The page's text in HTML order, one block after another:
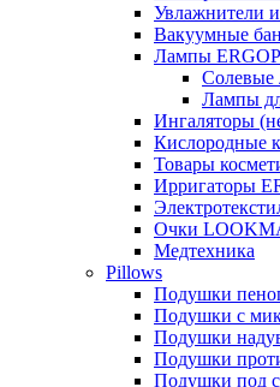
Увлажнители
Вакуумные
Лампы
Солевые
Лампы
Ингаляторы
Кислородные
Товары
Ирригаторы
Очки
Медтехника
Pillows
Подушки
Подушки с
Подушки
Подушки
Подушки под